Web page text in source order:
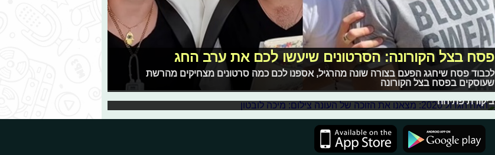
פסח בצל הקורונה: הסרטונים שיעשו לכם את ערב החג
לכבוד פסח שיחגג הפעם בצורה שונה מהרגיל, אספנו לכם כמה סרטונים מצחיקים מהרשת
שעוסקים בפסח בצל הקורונה
האח הגדול 2020: מצאנו את הזוכה של העונה
עם פתיחת העונה החדשה של "האח הגדול", לא יכולנו לפספס את מי שמסתמן כבר מעכשיו כזוכה
העונה לצד מי שיבעירו אש בבית. וגם: האם בכלל שווה לצפות בגרסת 2020 של הפורמט האהוב?
ביקורת פתיחה